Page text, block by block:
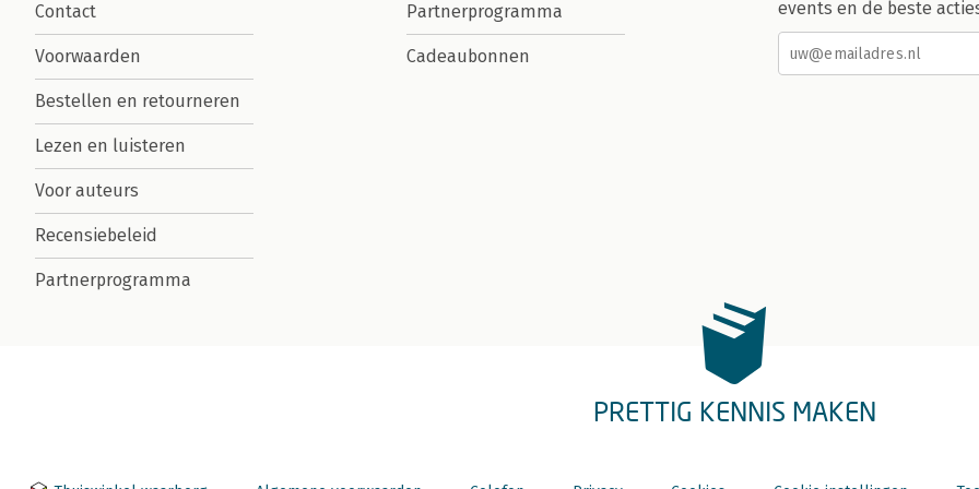
Contact
Voorwaarden
Bestellen en retourneren
Lezen en luisteren
Voor auteurs
Recensiebeleid
Partnerprogramma
Partnerprogramma
Cadeaubonnen
events en de beste
PRETTIG KENNIS MAKEN